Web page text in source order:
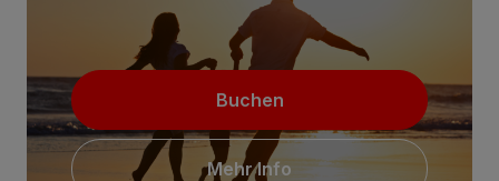
Buchen
Mehr Info